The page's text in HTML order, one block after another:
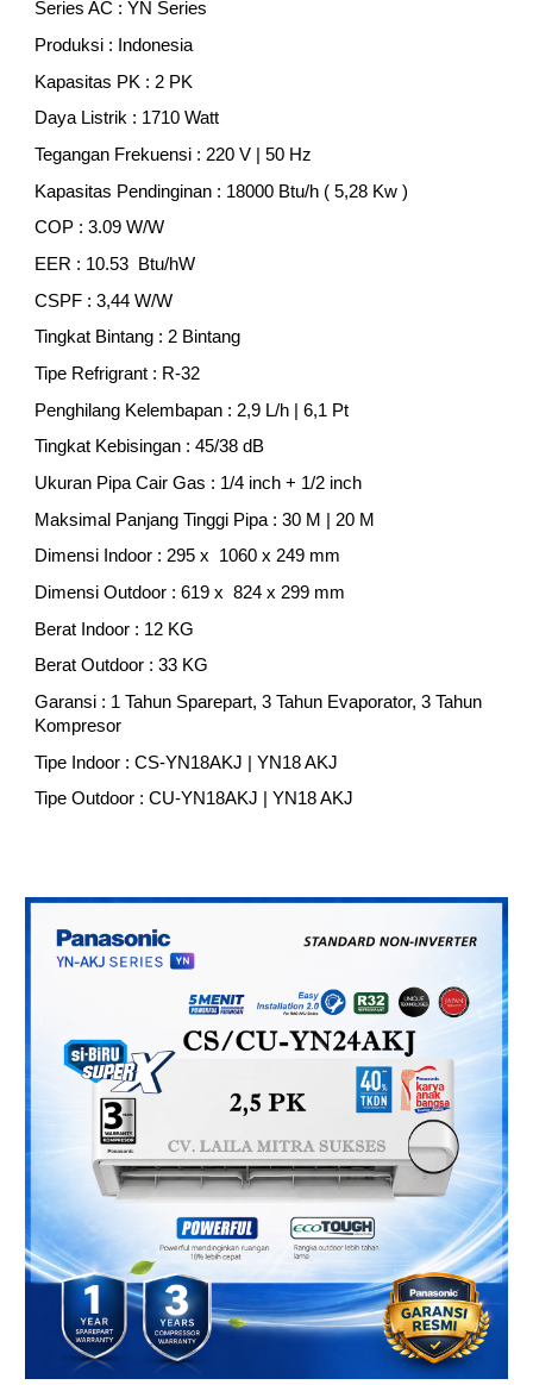
Series AC : YN Series
Produksi : Indonesia
Kapasitas PK : 2 PK
Daya Listrik : 1710 Watt
Tegangan Frekuensi : 220 V | 50 Hz
Kapasitas Pendinginan : 18000 Btu/h ( 5,28 Kw )
COP : 3.09 W/W
EER : 10.53 Btu/hW
CSPF : 3,44 W/W
Tingkat Bintang : 2 Bintang
Tipe Refrigrant : R-32
Penghilang Kelembapan : 2,9 L/h | 6,1 Pt
Tingkat Kebisingan : 45/38 dB
Ukuran Pipa Cair Gas : 1/4 inch + 1/2 inch
Maksimal Panjang Tinggi Pipa : 30 M | 20 M
Dimensi Indoor : 295 x 1060 x 249 mm
Dimensi Outdoor : 619 x 824 x 299 mm
Berat Indoor : 12 KG
Berat Outdoor : 33 KG
Garansi : 1 Tahun Sparepart, 3 Tahun Evaporator, 3 Tahun
Kompresor
Tipe Indoor : CS-YN18AKJ | YN18 AKJ
Tipe Outdoor : CU-YN18AKJ | YN18 AKJ